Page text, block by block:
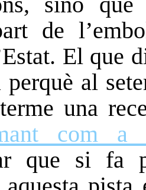
de
El que
perquè al
una
com a
que si